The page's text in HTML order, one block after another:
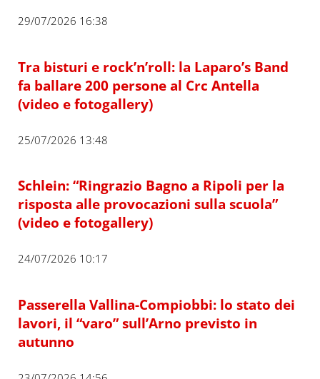
29/07/2026 16:38
Tra bisturi e rock’n’roll: la Laparo’s Band
fa ballare 200 persone al Crc Antella
(video e fotogallery)
25/07/2026 13:48
Schlein: “Ringrazio Bagno a Ripoli per la
risposta alle provocazioni sulla scuola”
(video e fotogallery)
24/07/2026 10:17
Passerella Vallina-Compiobbi: lo stato dei
lavori, il “varo” sull’Arno previsto in
autunno